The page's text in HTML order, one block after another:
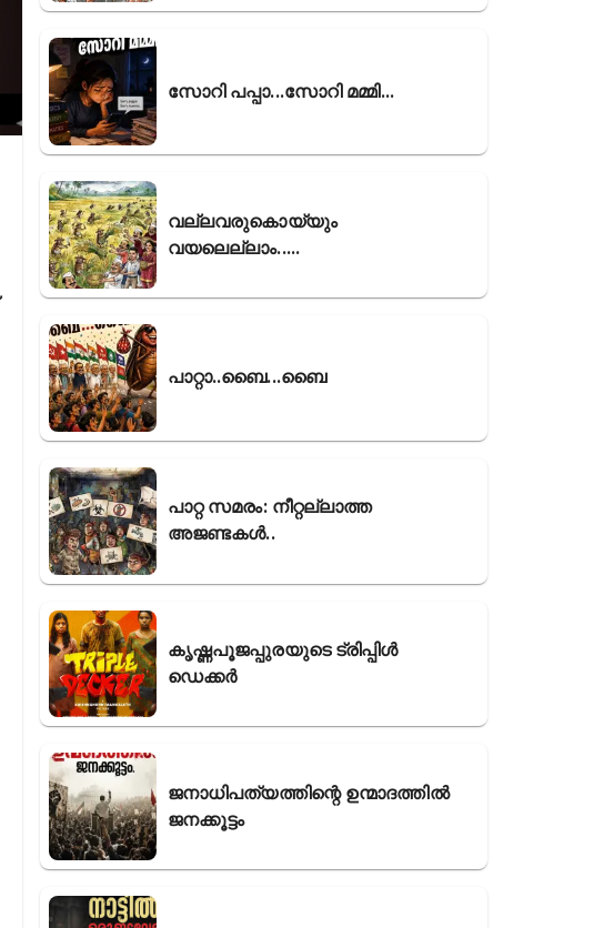
സോറി പപ്പാ...സോറി മമ്മി...
വല്ലവരുകൊയ്യും
വയലെല്ലാം.....
പാറ്റാ..ബൈ...ബൈ
പാറ്റ സമരം: നീറ്റല്ലാത്ത
അജണ്ടകൾ..
കൃഷ്ണപൂജപ്പുരയുടെ ട്രിപ്പിൾ
ഡെക്കർ
ജനാധിപത്യത്തിന്റെ ഉന്മാദത്തിൽ
ജനക്കൂട്ടം